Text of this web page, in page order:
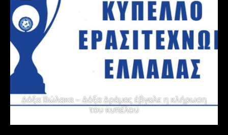
Δόξα Βώλακα – Δόξα Δράμας έβγαλε η κλήρωση
του κυπέλου